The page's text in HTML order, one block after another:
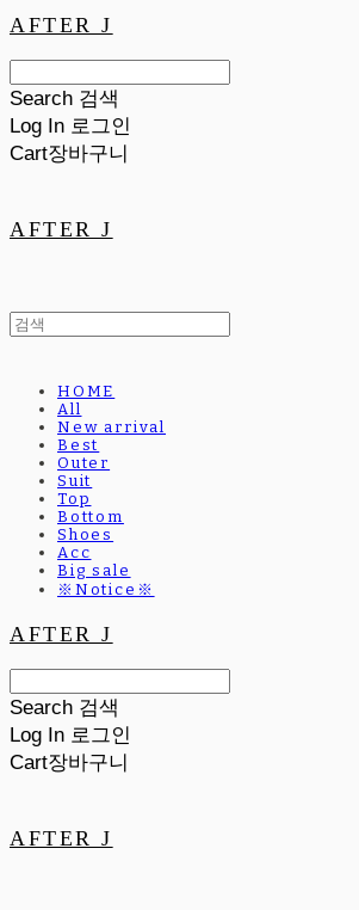
AFTER J
Search 검색
Log In 로그인
Cart장바구니
AFTER J
HOME
All
New arrival
Best
Outer
Suit
Top
Bottom
Shoes
Acc
Big sale
※Notice※
AFTER J
Search 검색
Log In 로그인
Cart장바구니
AFTER J